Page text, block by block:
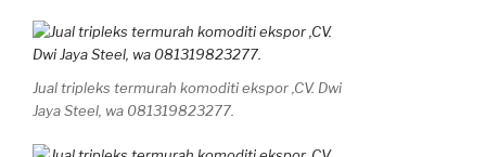
Jual tripleks termurah komoditi ekspor ,CV. Dwi
Jaya Steel, wa 081319823277.